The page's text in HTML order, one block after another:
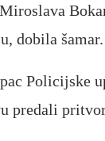
dobila šamar.
Policijske
predali